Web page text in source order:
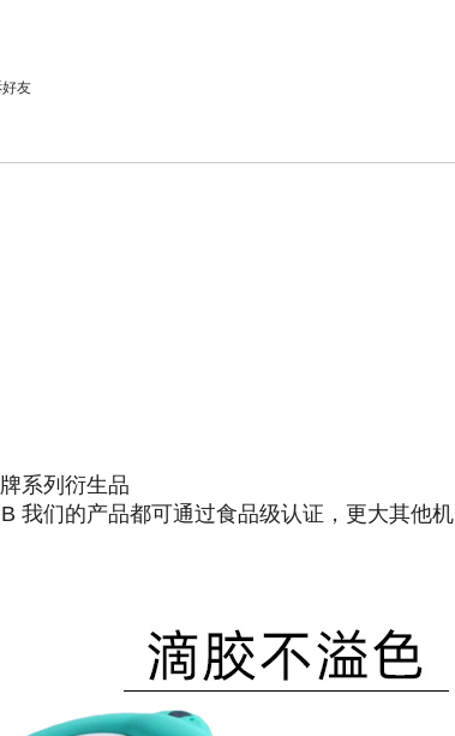
友
系列衍生品
我们的产品都可通过食品级认证，更大其他机